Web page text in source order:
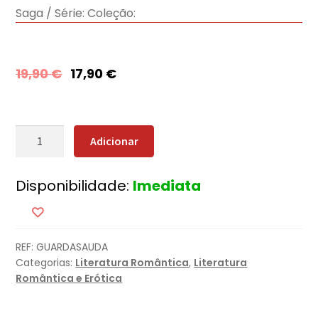
Saga / Série: Coleção:
19,90€ 17,90 €
Quantidade
Pequenas
Coisas
Que
Guardamos
+
Oferta
Adicionar
Disponibilidade: Imediata
REF:GUARDASAUDA
Categorias: Literatura Romântica, Literatura
Romântica e Erótica